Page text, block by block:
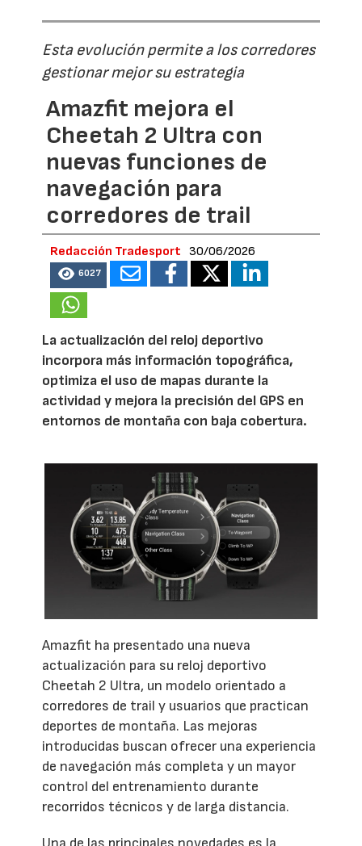
Esta evolución permite a los corredores
gestionar mejor su estrategia
Amazfit mejora el
Cheetah 2 Ultra con
nuevas funciones de
navegación para
corredores de trail
Redacción Tradesport 30/06/2026
6027
La actualización del reloj deportivo
incorpora más información topográfica,
optimiza el uso de mapas durante la
actividad y mejora la precisión del GPS en
entornos de montaña con baja cobertura.
Amazfit ha presentado una nueva
actualización para su reloj deportivo
Cheetah 2 Ultra, un modelo orientado a
corredores de trail y usuarios que practican
deportes de montaña. Las mejoras
introducidas buscan ofrecer una experiencia
de navegación más completa y un mayor
control del entrenamiento durante
recorridos técnicos y de larga distancia.